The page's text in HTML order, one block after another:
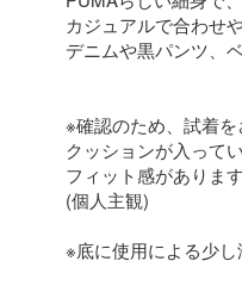
カジュアルで合わせ
デニムや黒パンツ、
※確認のため、試着を
クッションが入って
フィット感があります
(個人主観)
※底に使用による少し